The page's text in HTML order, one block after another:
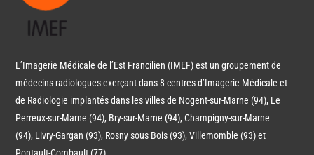
L’Imagerie Médicale de l’Est Francilien (IMEF) est un groupement de
médecins radiologues exerçant dans 8 centres d’Imagerie Médicale et
de Radiologie implantés dans les villes de Nogent-sur-Marne (94), Le
Perreux-sur-Marne (94), Bry-sur-Marne (94), Champigny-sur-Marne
(94), Livry-Gargan (93), Rosny sous Bois (93), Villemomble (93) et
Pontault-Combault (77).